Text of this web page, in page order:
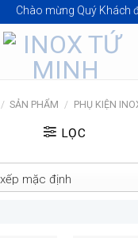
Chào mừng Quý Khách
/ SẢN PHẨM / PHỤ KIỆN
LỌC